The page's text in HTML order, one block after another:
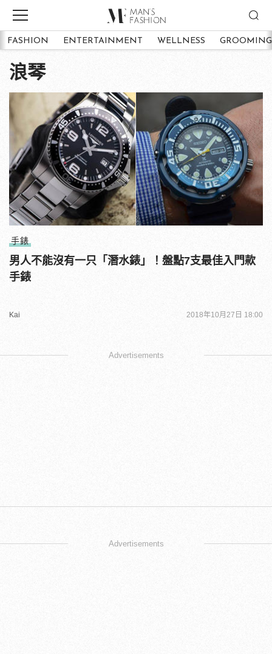
FASHION ENTERTAINMENT WELLNESS GROOMING
浪琴
手錶
男人不能沒有一只「潛水錶」！盤點7支最佳入門款
手錶
Kai 2018年10月27日 18:00
Advertisements
Advertisements